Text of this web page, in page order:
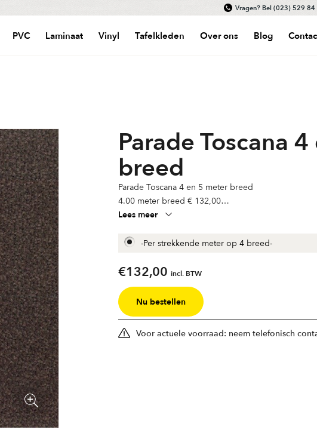
Vragen? Bel(023) 529 84
PVC Laminaat Vinyl Tafelkleden Over ons Blog
Parade Toscana
breed
Parade Toscana 4 en 5 meter breed
4.00 meter breed € 132,00
5.00 meter breed € 178,20
Lees meer
-Per strekkende meter op 4 breed-
€132,00 incl. BTW
Nu bestellen
Voor actuele voorraad: neem telefonisch